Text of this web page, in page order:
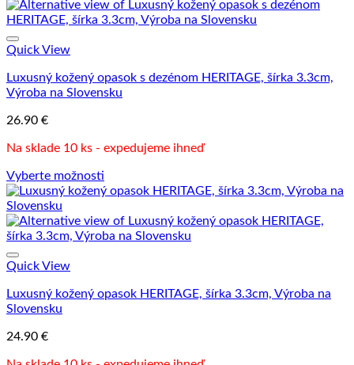
Quick View
Luxusný kožený opasok s dezénom HERITAGE, šírka 3.3cm,
Výroba na Slovensku
26.90 €
Na sklade 10 ks - expedujeme ihneď
Vyberte možnosti
Tento
produkt
má
viacero
variantov.
Možnosti
môžete
vybrať
stránke
Quick View
Luxusný kožený opasok HERITAGE, šírka 3.3cm, Výroba na
Slovensku
24.90 €